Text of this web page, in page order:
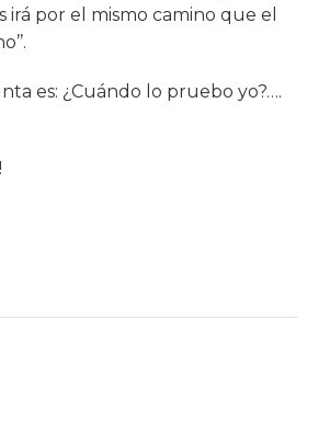
por el mismo camino que el
es: ¿Cuándo lo pruebo yo?….